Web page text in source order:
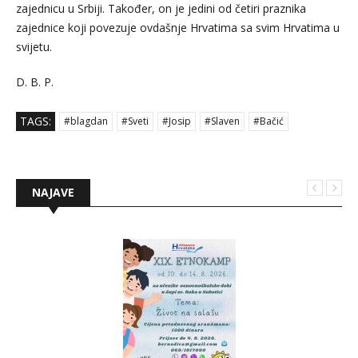
zajednicu u Srbiji. Također, on je jedini od četiri praznika
zajednice koji povezuje ovdašnje Hrvatima sa svim Hrvatima u
svijetu.
D. B. P.
TAGS: #blagdan #Sveti #Josip #Slaven #Bačić
NAJAVE